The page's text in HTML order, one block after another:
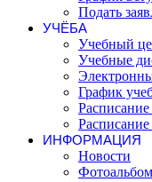
Подать
УЧЁБА
Учебный
Учебные
График
Расписание
Расписание
ИНФОРМАЦИЯ
Новости
Фотоальбом